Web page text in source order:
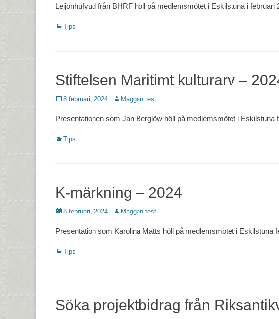
Leijonhufvud från BHRF höll på medlemsmötet i Eskilstuna i
Kategorier
Tips
Stiftelsen Maritimt kulturarv –
Postades
8 februari, 2024 Författare
Maggan test
Presentationen som Jan Berglöw höll på medlemsmötet i Eskilstuna
Kategorier
Tips
K-märkning – 2024
Postades
8 februari, 2024 Författare
Maggan test
Presentation som Karolina Matts höll på medlemsmötet i Eskilstuna
Kategorier
Tips
Söka projektbidrag från